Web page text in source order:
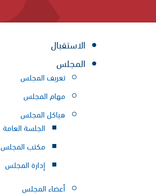
الاستقبال
المجلس
تعريف المجلس
مهام المجلس
هياكل المجلس
الجلسة العامة
مكتب المجلس
إدارة المجلس
أعضاء المجلس